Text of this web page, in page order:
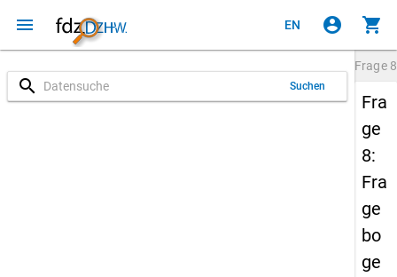
menu EN account_circle shopping_cart
search Suchen
Frage 8
Fra
ge
8:
Fra
ge
bo
ge